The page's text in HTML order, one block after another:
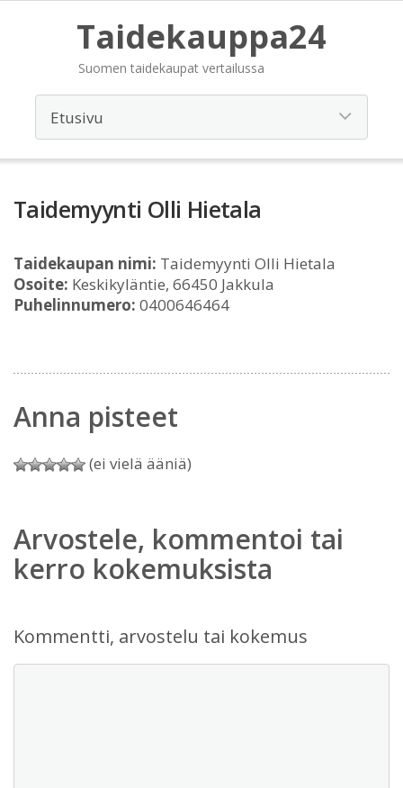
Taidekauppa24
Suomen taidekaupat vertailussa
Taidemyynti Olli Hietala
Taidekaupan nimi: Taidemyynti Olli Hietala
Osoite: Keskikyläntie, 66450 Jakkula
Puhelinnumero: 0400646464
Anna pisteet
(ei vielä ääniä)
Arvostele, kommentoi tai
kerro kokemuksista
Kommentti, arvostelu tai kokemus